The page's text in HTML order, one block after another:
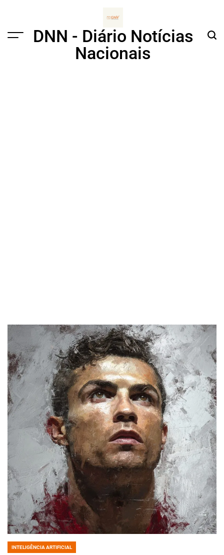
Menu
DNN - Diário Notícias
Nacionais
POSTED
INTELIGÊNCIA ARTIFICIAL